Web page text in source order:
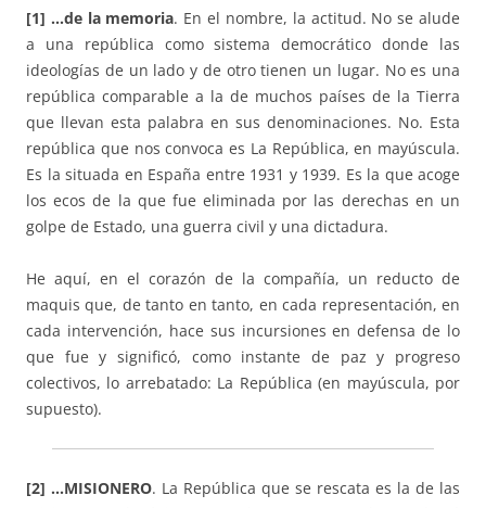
[1] …de la memoria. En el nombre, la actitud. No se alude
a una república como sistema democrático donde las
ideologías de un lado y de otro tienen un lugar. No es una
república comparable a la de muchos países de la Tierra
que llevan esta palabra en sus denominaciones. No. Esta
república que nos convoca es La República, en mayúscula.
Es la situada en España entre 1931 y 1939. Es la que acoge
los ecos de la que fue eliminada por las derechas en un
golpe de Estado, una guerra civil y una dictadura.
He aquí, en el corazón de la compañía, un reducto de
maquis que, de tanto en tanto, en cada representación, en
cada intervención, hace sus incursiones en defensa de lo
que fue y significó, como instante de paz y progreso
colectivos, lo arrebatado: La República (en mayúscula, por
supuesto).
[2] …MISIONERO. La República que se rescata es la de las